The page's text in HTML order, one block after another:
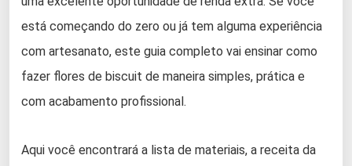
está começando do zero ou já tem alguma experiência
com artesanato, este guia completo vai ensinar como
fazer flores de biscuit de maneira simples, prática e
com acabamento profissional.
Aqui você encontrará a lista de materiais, a receita da